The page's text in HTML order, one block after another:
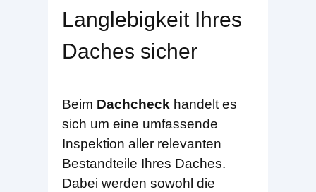
Langlebigkeit Ihres
Daches sicher
Beim Dachcheck handelt es
sich um eine umfassende
Inspektion aller relevanten
Bestandteile Ihres Daches.
Dabei werden sowohl die